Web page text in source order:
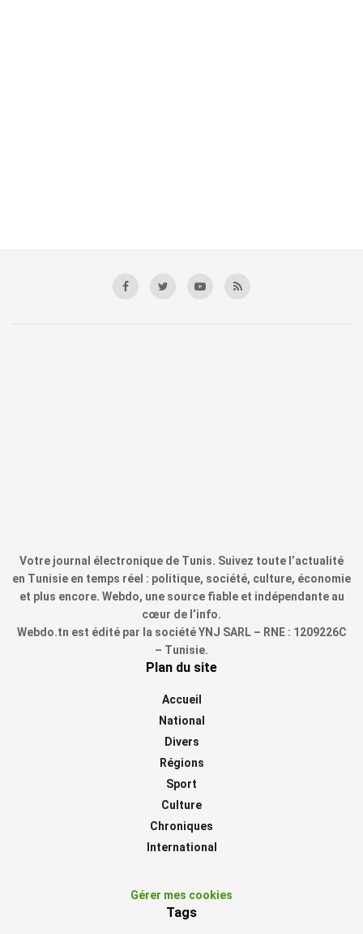
Votre journal électronique de Tunis. Suivez toute l’actualité
en Tunisie en temps réel : politique, société, culture, économie
et plus encore. Webdo, une source fiable et indépendante au
cœur de l’info.
Webdo.tn est édité par la société YNJ SARL – RNE : 1209226C
– Tunisie.
Plan du site
Accueil
National
Divers
Régions
Sport
Culture
Chroniques
International
Gérer mes cookies
Tags